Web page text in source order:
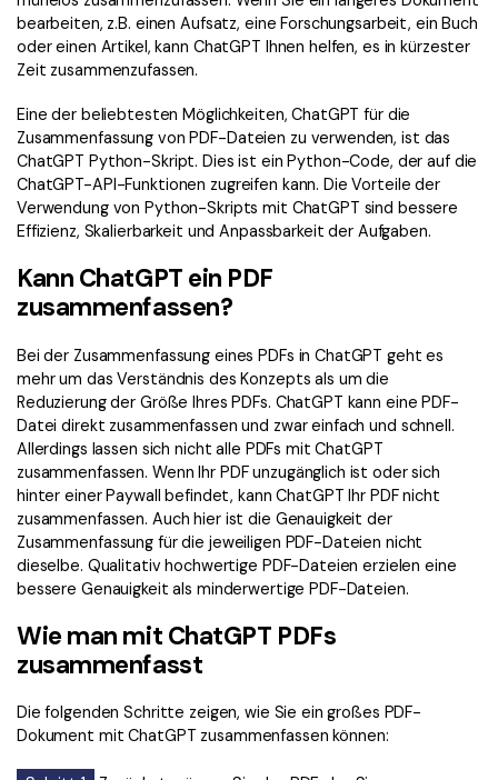
bearbeiten, z.B. einen Aufsatz, eine Forschungsarbeit, ein Buch
oder einen Artikel, kann ChatGPT Ihnen helfen, es in kürzester
Zeit zusammenzufassen.
Eine der beliebtesten Möglichkeiten, ChatGPT für die
Zusammenfassung von PDF-Dateien zu verwenden, ist das
ChatGPT Python-Skript. Dies ist ein Python-Code, der auf die
ChatGPT-API-Funktionen zugreifen kann. Die Vorteile der
Verwendung von Python-Skripts mit ChatGPT sind bessere
Effizienz, Skalierbarkeit und Anpassbarkeit der Aufgaben.
Kann ChatGPT ein PDF
zusammenfassen?
Bei der Zusammenfassung eines PDFs in ChatGPT geht es
mehr um das Verständnis des Konzepts als um die
Reduzierung der Größe Ihres PDFs. ChatGPT kann eine PDF-
Datei direkt zusammenfassen und zwar einfach und schnell.
Allerdings lassen sich nicht alle PDFs mit ChatGPT
zusammenfassen. Wenn Ihr PDF unzugänglich ist oder sich
hinter einer Paywall befindet, kann ChatGPT Ihr PDF nicht
zusammenfassen. Auch hier ist die Genauigkeit der
Zusammenfassung für die jeweiligen PDF-Dateien nicht
dieselbe. Qualitativ hochwertige PDF-Dateien erzielen eine
bessere Genauigkeit als minderwertige PDF-Dateien.
Wie man mit ChatGPT PDFs
zusammenfasst
Die folgenden Schritte zeigen, wie Sie ein großes PDF-
Dokument mit ChatGPT zusammenfassen können: